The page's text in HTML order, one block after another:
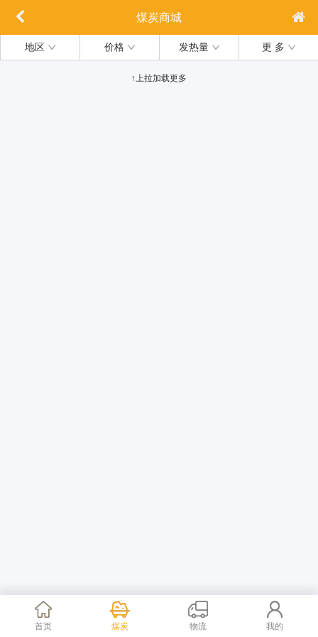
煤炭商城
地区 价格 发热量 更 多
↑上拉加载更多
首页 煤炭 物流 我的